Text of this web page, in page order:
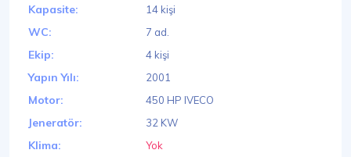
Kapasite: 14 kişi
WC: 7 ad.
Ekip: 4 kişi
Yapın Yılı: 2001
Motor: 450 HP IVECO
Jeneratör: 32 KW
Klima: Yok